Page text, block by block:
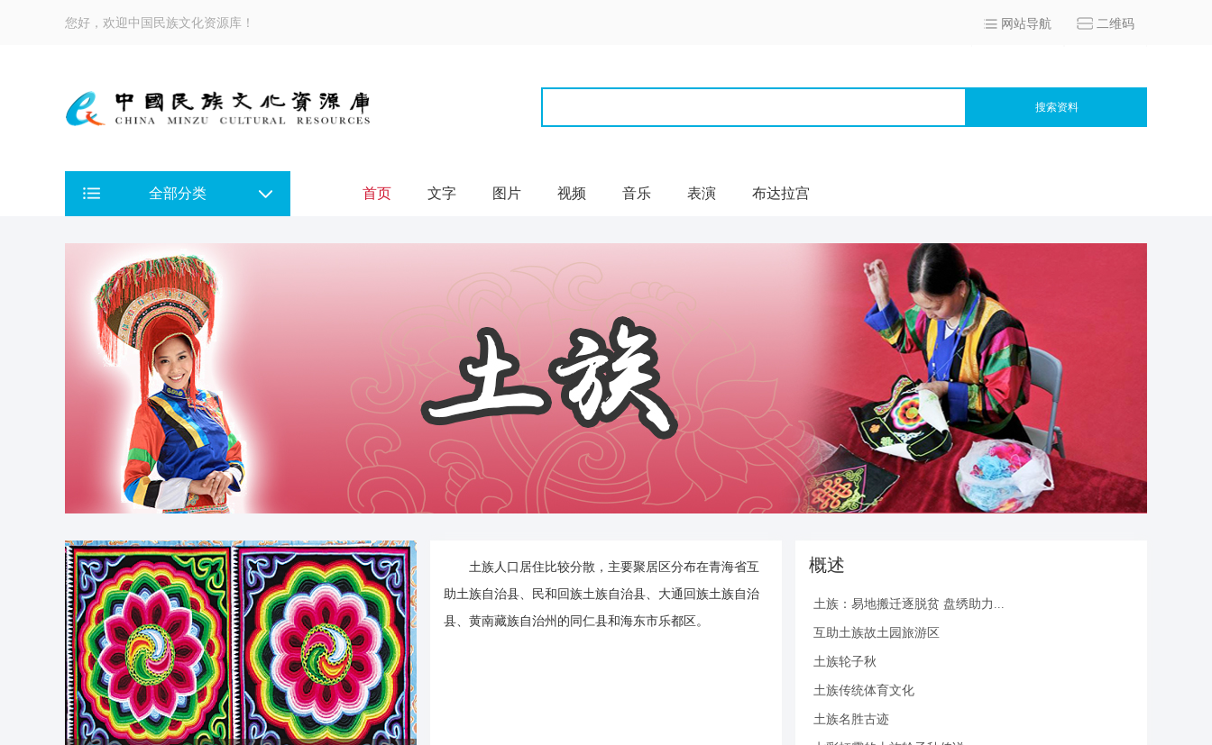
您好，欢迎中国民族文化资源库！ 网站导航 二维码
搜索资料
全部分类 首页 文字 图片 视频 音乐 表演 布达拉宫
土族人口居住比较分散，主要聚居区分布在青海省互
助土族自治县、民和回族土族自治县、大通回族土族自治
县、黄南藏族自治州的同仁县和海东市乐都区。
概述
土族：易地搬迁逐脱贫 盘绣助力...
互助土族故土园旅游区
土族轮子秋
土族传统体育文化
土族名胜古迹